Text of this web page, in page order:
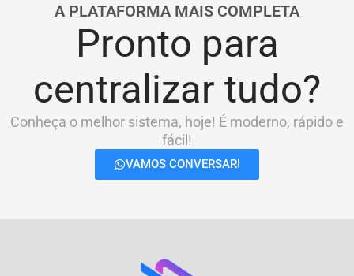
A PLATAFORMA MAIS COMPLETA
Pronto para
centralizar tudo?
Conheça o melhor sistema, hoje! É moderno, rápido e
fácil!
VAMOS CONVERSAR!